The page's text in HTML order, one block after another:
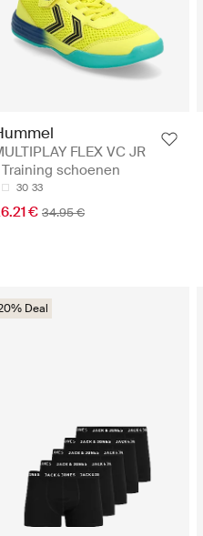
FLEX VC JR
schoenen
30 33
€ 34.95 €
Deal